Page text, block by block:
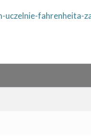
fahrenheita-